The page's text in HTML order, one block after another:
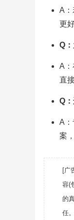
A：
更
Q
A：
直
Q
A：
案
[广
容(
的
任